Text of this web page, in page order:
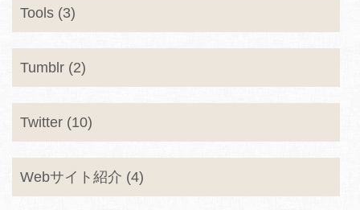
Tools (3)
Tumblr (2)
Twitter (10)
Webサイト紹介 (4)